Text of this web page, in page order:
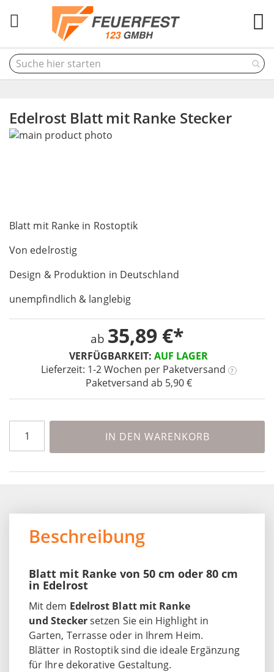
Edelrost Blatt mit Ranke Stecker
Blatt mit Ranke in Rostoptik
Von edelrostig
Design & Produktion in Deutschland
unempfindlich & langlebig
VERFÜGBARKEIT: AUF LAGER
Lieferzeit: 1-2 Wochen per Paketversand ?
Paketversand ab 5,90 €
ab 35,89 €
IN DEN WARENKORB
Skip
gallery
to
beginning
the
gallery
Beschreibung
Blatt mit Ranke von 50 cm oder 80 cm
in Edelrost
Mit dem Edelrost Blatt mit Ranke
und Steckersetzen Sie ein Highlight in
Garten, Terrasse oder in Ihrem Heim.
Blätter in Rostoptik sind die ideale Ergänzung
für Ihre dekorative Gestaltung.